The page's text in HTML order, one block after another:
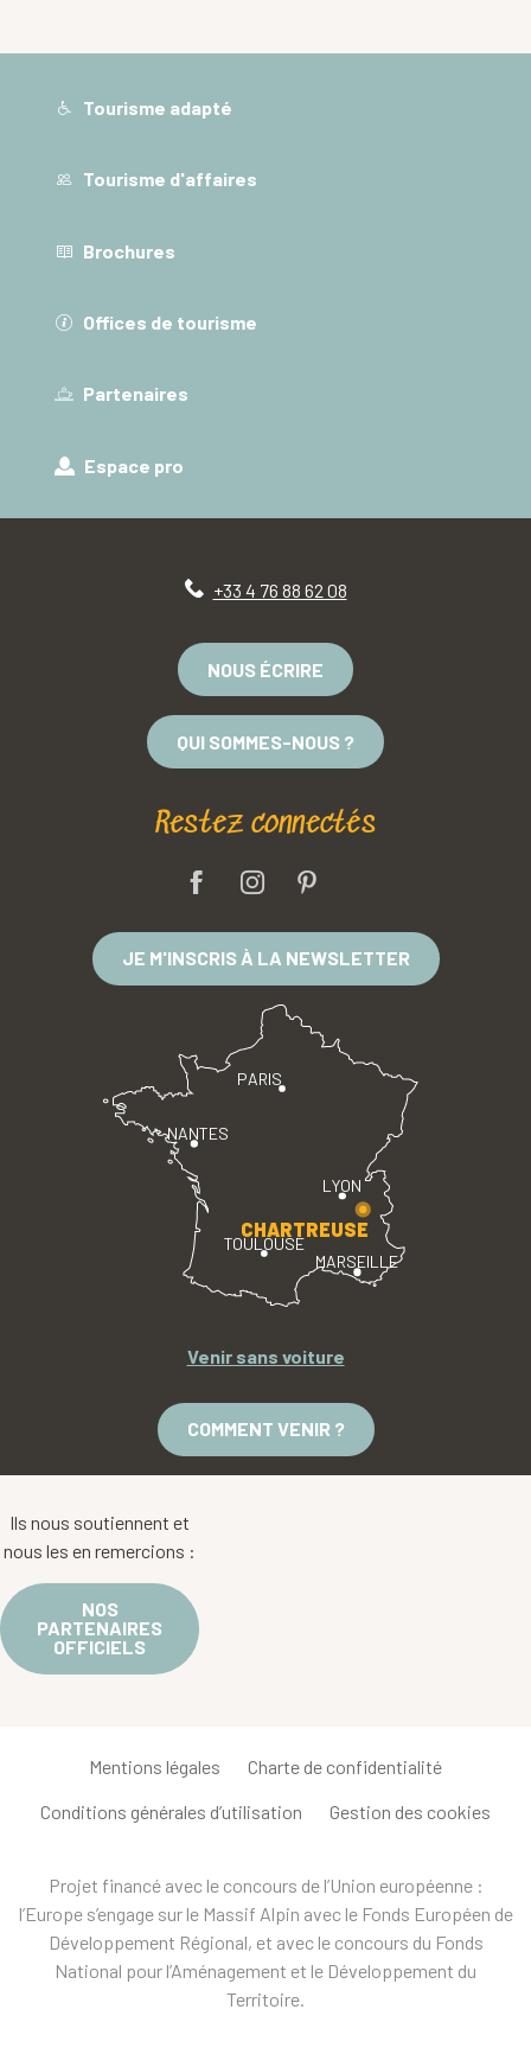
Tourisme adapté
Tourisme d'affaires
Brochures
Offices de tourisme
Partenaires
Espace pro
+33 4 76 88 62 08
NOUS ÉCRIRE
QUI SOMMES-NOUS ?
Restez connectés
JE M'INSCRIS À LA NEWSLETTER
PARIS
LYON
TOULOUSE
MARSEILLE
NANTES
CHARTREUSE
Venir sans voiture
COMMENT VENIR ?
Ils nous soutiennent et
nous les en remercions :
NOS
PARTENAIRES
OFFICIELS
Mentions légales Charte de confidentialité
Conditions générales d’utilisation Gestion des cookies
Projet financé avec le concours de l’Union européenne :
l’Europe s’engage sur le Massif Alpin avec le Fonds Européen de
Développement Régional, et avec le concours du Fonds
National pour l’Aménagement et le Développement du
Territoire.